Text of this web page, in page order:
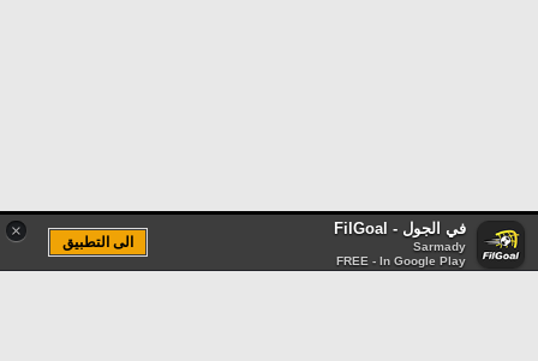
× في الجول - FilGoal
Sarmady
FREE - In Google Play
الى التطبيق